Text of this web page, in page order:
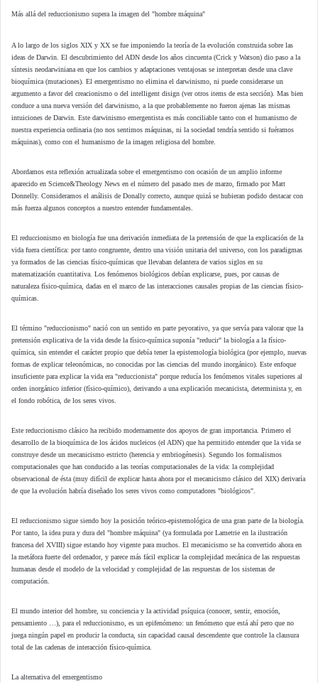
Más allá del reduccionismo supera la imagen del "hombre máquina"
A lo largo de los siglos XIX y XX se fue imponiendo la teoría de la evolución construida sobre las
ideas de Darwin. El descubrimiento del ADN desde los años cincuenta (Crick y Watson) dio paso a la
síntesis neodarwiniana en que los cambios y adaptaciones ventajosas se interpretan desde una clave
bioquímica (mutaciones). El emergentismo no elimina el darwinismo, ni puede considerarse un
argumento a favor del creacionismo o del intelligent disign (ver otros items de esta sección). Mas bien
conduce a una nueva versión del darwinismo, a la que probablemente no fueron ajenas las mismas
intuiciones de Darwin. Este darwinismo emergentista es más conciliable tanto con el humanismo de
nuestra experiencia ordinaria (no nos sentimos máquinas, ni la sociedad tendría sentido si fuéramos
máquinas), como con el humanismo de la imagen religiosa del hombre.
Abordamos esta reflexión actualizada sobre el emergentismo con ocasión de un amplio informe
aparecido en Science&Theology News en el número del pasado mes de marzo, firmado por Matt
Donnelly. Consideramos el análisis de Donally correcto, aunque quizá se hubieran podido destacar con
más fuerza algunos conceptos a nuestro entender fundamentales.
El reduccionismo en biología fue una derivación inmediata de la pretensión de que la explicación de la
vida fuera científica: por tanto congruente, dentro una visión unitaria del universo, con los paradigmas
ya formados de las ciencias físico-químicas que llevaban delantera de varios siglos en su
matematización cuantitativa. Los fenómenos biológicos debían explicarse, pues, por causas de
naturaleza físico-química, dadas en el marco de las interacciones causales propias de las ciencias físico-
químicas.
El término "reduccionismo" nació con un sentido en parte peyorativo, ya que servía para valorar que la
pretensión explicativa de la vida desde la físico-química suponía "reducir" la biología a la físico-
química, sin entender el carácter propio que debía tener la epistemología biológica (por ejemplo, nuevas
formas de explicar teleonómicas, no conocidas por las ciencias del mundo inorgánico). Este enfoque
insuficiente para explicar la vida era "reduccionista" porque reducía los fenómenos vitales superiores al
orden inorgánico inferior (físico-químico), derivando a una explicación mecanicista, determinista y, en
el fondo robótica, de los seres vivos.
Este reduccionismo clásico ha recibido modernamente dos apoyos de gran importancia. Primero el
desarrollo de la bioquímica de los ácidos nucleicos (el ADN) que ha permitido entender que la vida se
construye desde un mecanicismo estricto (herencia y embriogénesis). Segundo los formalismos
computacionales que han conducido a las teorías computacionales de la vida: la complejidad
observacional de ésta (muy difícil de explicar hasta ahora por el mecanicismo clásico del XIX) derivaría
de que la evolución habría diseñado los seres vivos como computadores "biológicos".
El reduccionismo sigue siendo hoy la posición teórico-epistemológica de una gran parte de la biología.
Por tanto, la idea pura y dura del "hombre máquina" (ya formulada por Lametrie en la ilustración
francesa del XVIII) sigue estando hoy vigente para muchos. El mecanicismo se ha convertido ahora en
la metáfora fuerte del ordenador, y parece más fácil explicar la complejidad mecánica de las respuestas
humanas desde el modelo de la velocidad y complejidad de las respuestas de los sistemas de
computación.
El mundo interior del hombre, su conciencia y la actividad psíquica (conocer, sentir, emoción,
pensamiento …), para el reduccionismo, es un epifenómeno: un fenómeno que está ahí pero que no
juega ningún papel en producir la conducta, sin capacidad causal descendente que controle la clausura
total de las cadenas de interacción físico-química.
La alternativa del emergentismo